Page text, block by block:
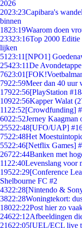
2026
2023:23Capibara's
binnen
1823:19Waarom doen
23323:16Top 2000
lijken
51 23:11 [NPO1]
25423:11De
7623:01
7922:59Meer dan 40 uur
17922:56[PlayStation
10922:56Kapper Walat
11 22:52[Crowdfunding]
6022:52Jerney Kaagman
25522:48[UFO/UAP]
7522:48Het
5522:46[Netflix Games]
26722:44Banken met
11 22:40Levenslang voor
19522:29[Conference
Shelbourne FC #2
4322:28[Nintendo &
3822:28Woningtekort:
18022:22Post hier zo
24622:12Afbeeldingen
21622:05[UEL/ECL